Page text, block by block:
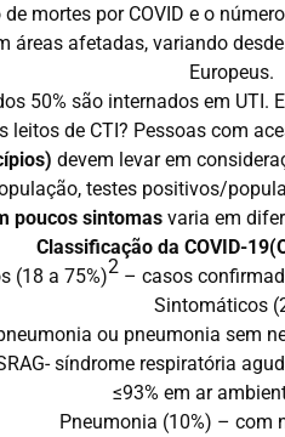
mortes por COVID e o
afetadas, variando
Europeus.
50% são internados em
leitos de CTI? Pessoas com
devem levar em
testes positivos/
poucos sintomas varia em
Classificação da COVID-
(18 a 75%)2 – casos
Sintomáticos
ou pneumonia sem
síndrome respiratória
≤93% em ar
Pneumonia (10%) – com